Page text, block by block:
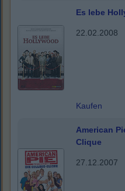
Es lebe
22.02.2008
Kaufen
American
Clique
27.12.2007